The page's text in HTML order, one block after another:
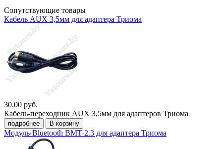
Сопутствующие товары
Кабель AUX 3,5мм для адаптера Триома
30.00 руб.
Кабель-переходник AUX 3,5мм для адаптеров Триома
подробнее В корзину
Модуль-Bluetooth BMT-2.3 для адаптера Триома